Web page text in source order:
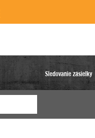
Sledovanie zásielky